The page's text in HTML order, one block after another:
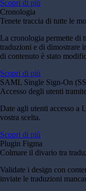
Scopri di più
Cronologia
Tenete traccia di tutte le
La cronologia permette di
traduzioni e di dimostrare
di contenuto è stato
Scopri di più
SAML Single Sign-On
Accesso degli utenti
Date agli utenti accesso a
vostra scelta.
Scopri di più
Plugin Figma
Colmare il divario tra
Validate i design con
inviate le traduzioni